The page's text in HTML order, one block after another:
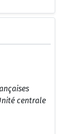
centrale